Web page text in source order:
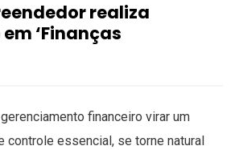
realiza
‘Finanças
financeiro virar um
controle essencial, se torne natural